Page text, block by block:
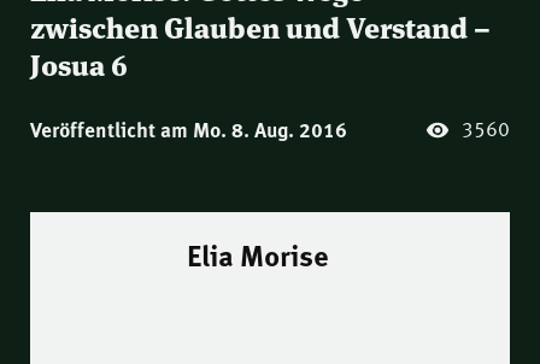
zwischen Glauben und Verstand –
Josua 6
Veröffentlicht am Mo. 8. Aug. 2016 3560
Elia Morise